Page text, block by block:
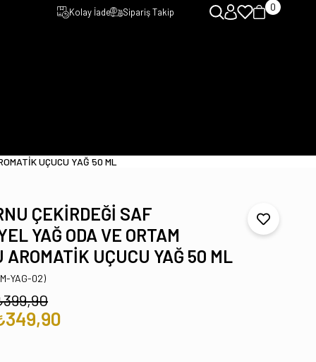
Kolay İade Sipariş Takip 0
UÇUCU YAĞ 50 ML
ÇEKİRDEĞİ SAF
YAĞ ODA VE ORTAM
AROMATİK UÇUCU YAĞ 50 ML
YAG-02)